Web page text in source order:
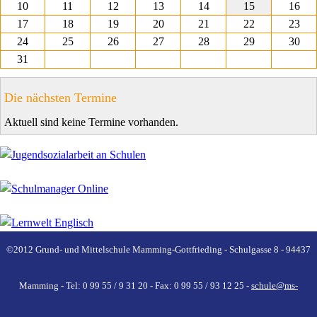
10
11 12 13 14 15
16
17
18 19 20 21 22
23
24
25 26 27 28 29
30
31
Die nächsten Termine
Aktuell sind keine Termine vorhanden.
©2012 Grund- und Mittelschule Mamming-Gottfrieding - Schulgasse 8 - 94437
Mamming - Tel: 0 99 55 / 9 31 20 - Fax: 0 99 55 / 93 12 25 - schule@ms-